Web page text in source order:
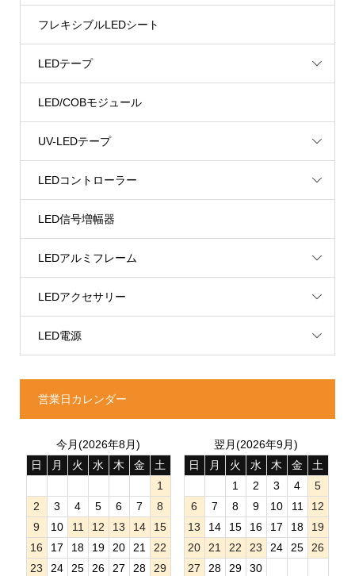
フレキシブルLEDシート
LEDテープ
LED/COBモジュール
UV-LEDテープ
LEDコントローラー
LED信号増幅器
LEDアルミフレーム
LEDアクセサリー
LED電源
営業日カレンダー
今月(2026年8月)
日
月 火 水 木 金
土
1
2
3 4 5 6 7
8
9
10 11 12 13 14
15
16
17 18 19 20 21
22
23
24 25 26 27 28
29
翌月(2026年9月)
日
月 火 水 木 金
土
1
2 3 4
5
6
7 8 9 10 11
12
13
14 15 16 17 18
19
20
21 22 23 24 25
26
27
28 29 30